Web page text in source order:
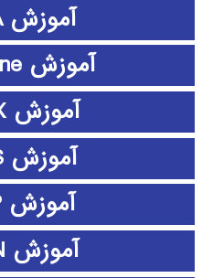
آموزش CATIA
آموزش clementine
آموزش CPLEX
آموزش EDIUS
آموزش EMTP
آموزش ePLAN